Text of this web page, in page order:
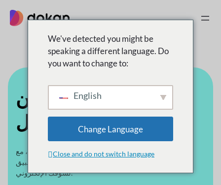
إلى
المحتوى
دع البائعين يديرون
متاجرهمأثناء التنقل
امنح البائعين كل ما يحتاجونه لإدارة متجرهم من هواتفهم، مع
تطبيق Dokan Vendor الذي يحمل علامتك التجارية بالكامل
لسوقك الإلكتروني.
We've detected you might be
speaking a different language. Do
you want to change to:
English
Change Language
Close and do not switch language